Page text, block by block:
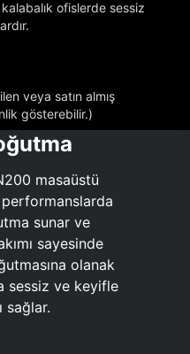
ofislerde sessiz
veya satın almış
gösterebilir.)
masaüstü
sunar ve
sayesinde
olanak
sessiz ve keyifle
sağlar.